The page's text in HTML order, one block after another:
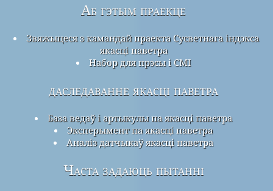
Аб гэтым праекце
Звяжыцеся з камандай праекта Сусветнага індэкса
якасці паветра
Набор для прэсы і СМІ
даследаванне якасці паветра
База ведаў і артыкулы па якасці паветра
Эксперымент па якасці паветра
Аналіз датчыкаў якасці паветра
Часта задаюць пытанні